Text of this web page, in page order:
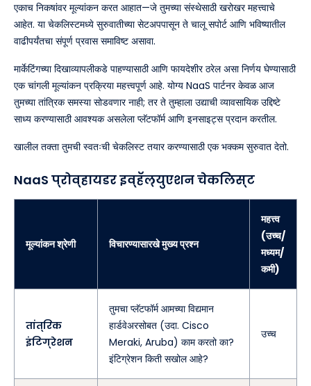
एकाच निकषांवर मूल्यांकन करत आहात—जे तुमच्या संस्थेसाठी खरोखर महत्त्वाचे
आहेत. या चेकलिस्टमध्ये सुरुवातीच्या सेटअपपासून ते चालू सपोर्ट आणि भविष्यातील
वाढीपर्यंतचा संपूर्ण प्रवास समाविष्ट असावा.
मार्केटिंगच्या दिखाव्यापलीकडे पाहण्यासाठी आणि फायदेशीर ठरेल असा निर्णय घेण्यासाठी
एक चांगली मूल्यांकन प्रक्रिया महत्त्वपूर्ण आहे. योग्य NaaS पार्टनर केवळ आज
तुमच्या तांत्रिक समस्या सोडवणार नाही; तर ते तुम्हाला उद्याची व्यावसायिक उद्दिष्टे
साध्य करण्यासाठी आवश्यक असलेला प्लॅटफॉर्म आणि इनसाइट्स प्रदान करतील.
खालील तक्ता तुमची स्वतःची चेकलिस्ट तयार करण्यासाठी एक भक्कम सुरुवात देतो.
NaaS प्रोव्हायडर इव्हॅल्युएशन चेकलिस्ट
मूल्यांकन श्रेणी विचारण्यासारखे मुख्य प्रश्न
महत्त्व
(उच्च/
मध्यम/
कमी)
तांत्रिक
इंटिग्रेशन
तुमचा प्लॅटफॉर्म आमच्या विद्यमान
हार्डवेअरसोबत (उदा. Cisco
Meraki, Aruba) काम करतो का?
इंटिग्रेशन किती सखोल आहे?
उच्च